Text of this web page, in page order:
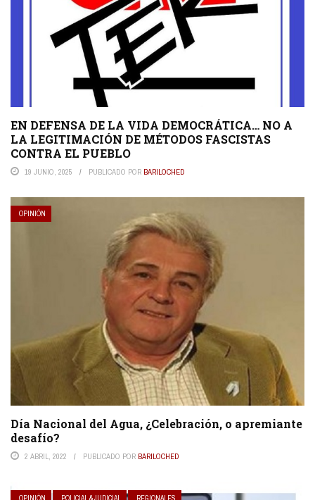
EN DEFENSA DE LA VIDA DEMOCRÁTICA… NO A
LA LEGITIMACIÓN DE MÉTODOS FASCISTAS
CONTRA EL PUEBLO
19 JUNIO, 2025 PUBLICADO POR BARILOCHED
OPINIÓN
Día Nacional del Agua, ¿Celebración, o apremiante
desafío?
2 ABRIL, 2022 PUBLICADO POR BARILOCHED